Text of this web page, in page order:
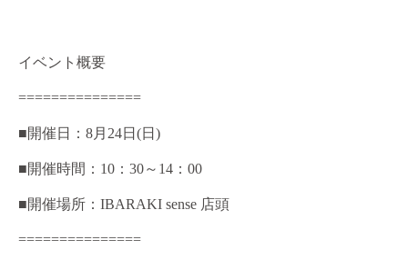
イベント概要
===============
■開催日：8月24日(日)
■開催時間：10：30～14：00
■開催場所：IBARAKI sense 店頭
===============